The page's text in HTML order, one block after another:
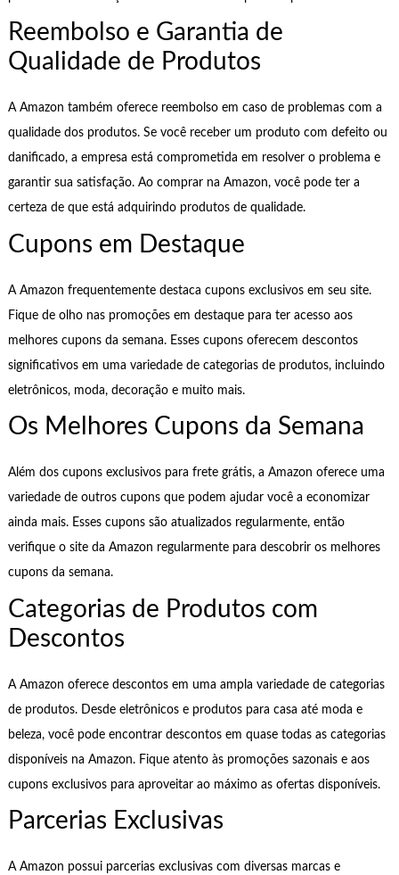
Reembolso e Garantia de
Qualidade de Produtos
A Amazon também oferece reembolso em caso de problemas com a
qualidade dos produtos. Se você receber um produto com defeito ou
danificado, a empresa está comprometida em resolver o problema e
garantir sua satisfação. Ao comprar na Amazon, você pode ter a
certeza de que está adquirindo produtos de qualidade.
Cupons em Destaque
A Amazon frequentemente destaca cupons exclusivos em seu site.
Fique de olho nas promoções em destaque para ter acesso aos
melhores cupons da semana. Esses cupons oferecem descontos
significativos em uma variedade de categorias de produtos, incluindo
eletrônicos, moda, decoração e muito mais.
Os Melhores Cupons da Semana
Além dos cupons exclusivos para frete grátis, a Amazon oferece uma
variedade de outros cupons que podem ajudar você a economizar
ainda mais. Esses cupons são atualizados regularmente, então
verifique o site da Amazon regularmente para descobrir os melhores
cupons da semana.
Categorias de Produtos com
Descontos
A Amazon oferece descontos em uma ampla variedade de categorias
de produtos. Desde eletrônicos e produtos para casa até moda e
beleza, você pode encontrar descontos em quase todas as categorias
disponíveis na Amazon. Fique atento às promoções sazonais e aos
cupons exclusivos para aproveitar ao máximo as ofertas disponíveis.
Parcerias Exclusivas
A Amazon possui parcerias exclusivas com diversas marcas e